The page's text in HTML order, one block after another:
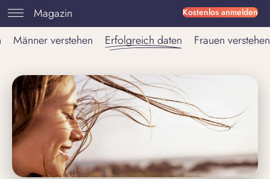
Kostenlos anmelden
Magazin
Männer verstehen Erfolgreich daten Frauen verstehen